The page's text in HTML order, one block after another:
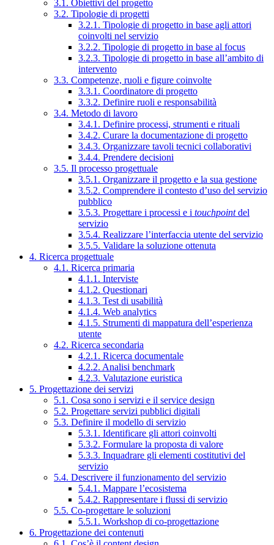
3.1. Obiettivi del progetto
3.2. Tipologie di progetti
3.2.1. Tipologie di progetto in base agli attori
coinvolti nel servizio
3.2.2. Tipologie di progetto in base al focus
3.2.3. Tipologie di progetto in base all’ambito di
intervento
3.3. Competenze, ruoli e figure coinvolte
3.3.1. Coordinatore di progetto
3.3.2. Definire ruoli e responsabilità
3.4. Metodo di lavoro
3.4.1. Definire processi, strumenti e rituali
3.4.2. Curare la documentazione di progetto
3.4.3. Organizzare tavoli tecnici collaborativi
3.4.4. Prendere decisioni
3.5. Il processo progettuale
3.5.1. Organizzare il progetto e la sua gestione
3.5.2. Comprendere il contesto d’uso del servizio
pubblico
3.5.3. Progettare i processi e i touchpointdel
servizio
3.5.4. Realizzare l’interfaccia utente del servizio
3.5.5. Validare la soluzione ottenuta
4. Ricerca progettuale
4.1. Ricerca primaria
4.1.1. Interviste
4.1.2. Questionari
4.1.3. Test di usabilità
4.1.4. Web analytics
4.1.5. Strumenti di mappatura dell’esperienza
utente
4.2. Ricerca secondaria
4.2.1. Ricerca documentale
4.2.2. Analisi benchmark
4.2.3. Valutazione euristica
5. Progettazione dei servizi
5.1. Cosa sono i servizi e il service design
5.2. Progettare servizi pubblici digitali
5.3. Definire il modello di servizio
5.3.1. Identificare gli attori coinvolti
5.3.2. Formulare la proposta di valore
5.3.3. Inquadrare gli elementi costitutivi del
servizio
5.4. Descrivere il funzionamento del servizio
5.4.1. Mappare l’ecosistema
5.4.2. Rappresentare i flussi di servizio
5.5. Co-progettare le soluzioni
5.5.1. Workshop di co-progettazione
6. Progettazione dei contenuti